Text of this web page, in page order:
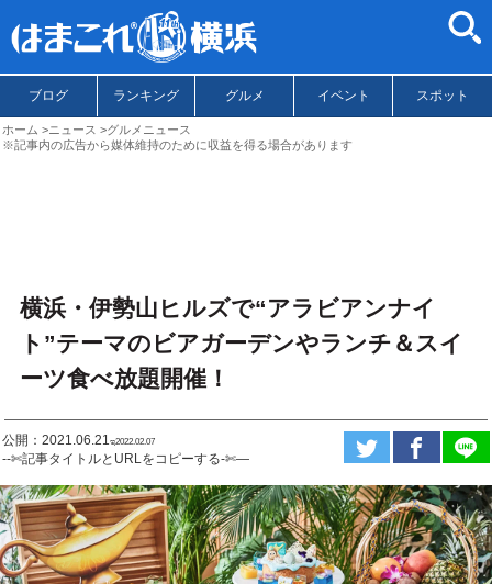
ブログ ランキング グルメ イベント スポット
ホーム ニュース
グルメニュース
※記事内の広告から媒体維持のために収益を得る場合があります
横浜・伊勢山ヒルズで“アラビアンナイ
ト”テーマのビアガーデンやランチ＆スイ
ーツ食べ放題開催！
公開：2021.06.21ಇ2022.02.07
--✄記事タイトルとURLをコピーする-✄—